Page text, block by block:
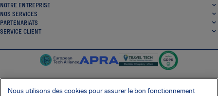
NOTRE ENTREPRISE
NOS SERVICES
PARTENARIATS
SERVICE CLIENT
Nous utilisons des cookies pour assurer le bon fonctionnement